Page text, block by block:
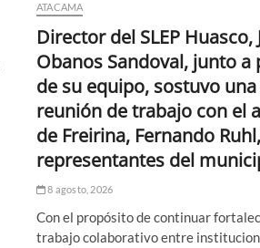
ATACAMA
Director del SLEP Huasco,
Obanos Sandoval, junto a
de su equipo, sostuvo una
reunión de trabajo con el
de Freirina, Fernando
representantes del
8 agosto, 2026
Con el propósito de continuar
trabajo colaborativo entre